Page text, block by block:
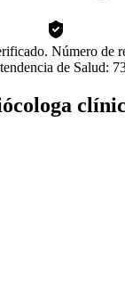
Número de
de Salud: